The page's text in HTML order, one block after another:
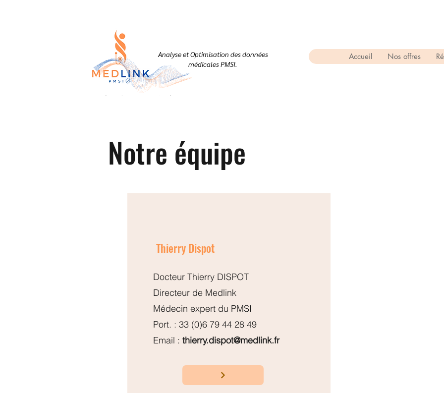
Analyse et Optimisation des données
médicales PMSI.
Accueil Nos offres
Notre équipe
Thierry Dispot
Docteur Thierry DISPOT
Directeur de Medlink
Médecin expert du PMSI
Port. : 33 (0)6 79 44 28 49
Email : thierry.dispot@medlink.fr